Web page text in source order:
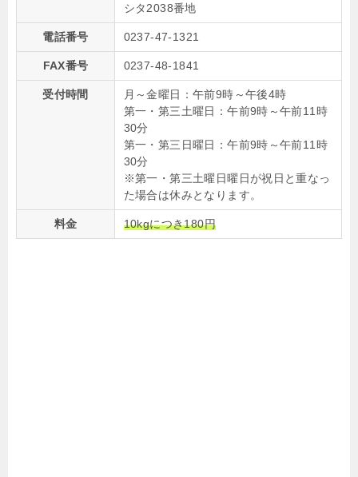
シタ2038番地
電話番号 0237-47-1321
FAX番号 0237-48-1841
受付時間
月～金曜日：午前9時～午後4時
第一・第三土曜日：午前9時～午前11時
30分
第一・第三日曜日：午前9時～午前11時
30分
※第一・第三土曜日曜日が祝日と重なっ
た場合は休みとなります。
料金 10kgにつき180円